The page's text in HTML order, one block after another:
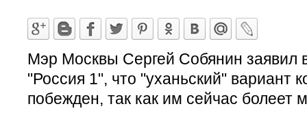
Мэр Москвы Сергей Собянин заявил
"Россия 1", что "уханьский" вариант
побежден, так как им сейчас болеет